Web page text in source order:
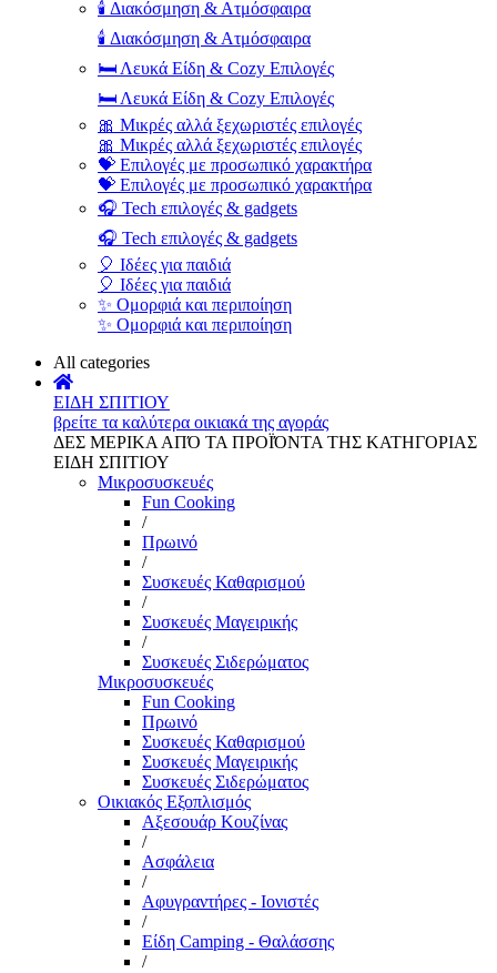
🕯️ Διακόσμηση & Ατμόσφαιρα
🕯️ Διακόσμηση & Ατμόσφαιρα
🛏️ Λευκά Είδη & Cozy Επιλογές
🛏️ Λευκά Είδη & Cozy Επιλογές
🎀 Μικρές αλλά ξεχωριστές επιλογές
🎀 Μικρές αλλά ξεχωριστές επιλογές
💝 Επιλογές με προσωπικό χαρακτήρα
💝 Επιλογές με προσωπικό χαρακτήρα
🎧 Tech επιλογές & gadgets
🎧 Tech επιλογές & gadgets
🎈 Ιδέες για παιδιά
🎈 Ιδέες για παιδιά
✨ Ομορφιά και περιποίηση
✨ Ομορφιά και περιποίηση
All categories
ΕΙΔΗ ΣΠΙΤΙΟΥ
βρείτε τα καλύτερα οικιακά της αγοράς
ΔΕΣ ΜΕΡΙΚΑ ΑΠΌ ΤΑ ΠΡΟΪΌΝΤΑ ΤΗΣ ΚΑΤΗΓΟΡΙΑΣ
ΕΙΔΗ ΣΠΙΤΙΟΥ
Μικροσυσκευές
Fun Cooking
/
Πρωινό
/
Συσκευές Καθαρισμού
/
Συσκευές Μαγειρικής
/
Συσκευές Σιδερώματος
Μικροσυσκευές
Fun Cooking
Πρωινό
Συσκευές Καθαρισμού
Συσκευές Μαγειρικής
Συσκευές Σιδερώματος
Οικιακός Εξοπλισμός
Αξεσουάρ Κουζίνας
/
Ασφάλεια
/
Αφυγραντήρες - Ιονιστές
/
Είδη Camping - Θαλάσσης
/